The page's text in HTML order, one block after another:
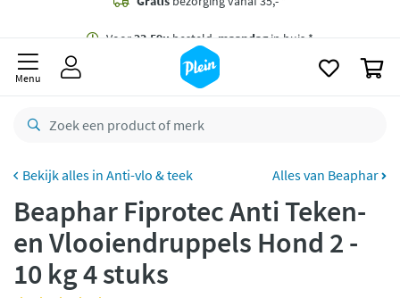
besteld,maandag
retourneren
CO2 neutraal
Betaal met Klarna
Menu
Anti-vlo & teek Alles van Beaphar
Beaphar Fiprotec Anti Teken-
en Vlooiendruppels Hond 2 -
10 kg 4 stuks